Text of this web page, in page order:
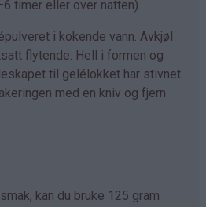
timer eller over natten).
i kokende vann. Avkjøl
flytende. Hell i formen og
til gelélokket har stivnet.
med en kniv og fjern
kan du bruke 125 gram